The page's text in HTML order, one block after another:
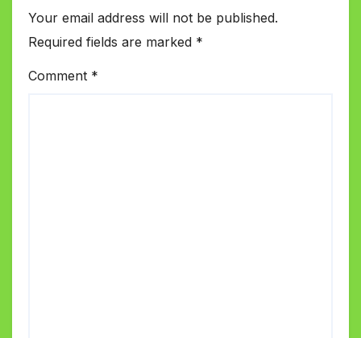
Your email address will not be published.
Required fields are marked *
Comment *